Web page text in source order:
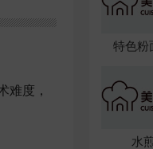
难度，
特色粉
水